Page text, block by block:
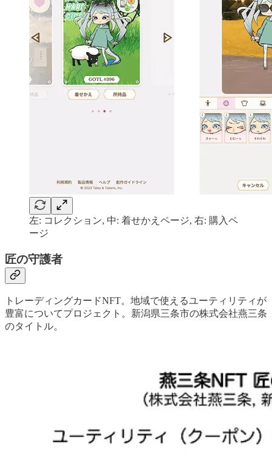
左: コレクション, 中: 着せかえページ, 右: 購入ペ
ージ
匠の守護者
トレーディングカードNFT。地域で使えるユーティリティが
豊富についてプロジェクト。新潟県三条市の株式会社燕三条
のタイトル。